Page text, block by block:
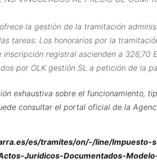
la gestión de la tramitación
tareas: Los honorarios por la
inscripción registral ascienden a 326,70
por OLK gestión SL a petición de la
exhaustiva sobre el funcionamiento,
consultar el portal oficial de la
es/tramites/on/-/line/Impuesto-
Juridicos-Documentados-